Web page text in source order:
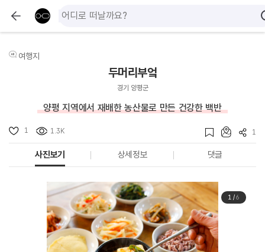
여행지
두머리부엌
경기 양평군
양평 지역에서 재배한 농산물로 만든 건강한 백반
1 1.3K 1
사진보기 상세정보 댓글
1/6